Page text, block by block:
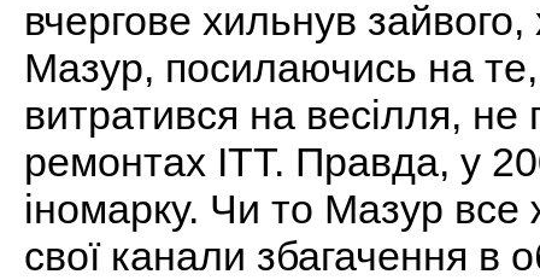
вчергове хильнув
Мазур, посилаючись на
витратився на весілля,
ремонтах ІТТ. Правда, у
іномарку. Чи то Мазур
свої канали збагачення в